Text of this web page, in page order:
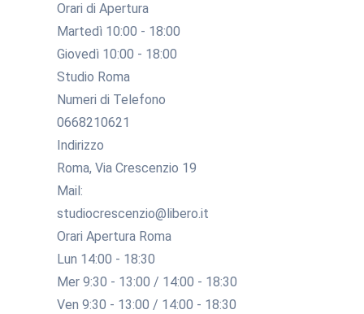
Orari di Apertura
Martedì 10:00 - 18:00
Giovedì 10:00 - 18:00
Studio Roma
Numeri di Telefono
0668210621
Indirizzo
Roma, Via Crescenzio 19
Mail:
studiocrescenzio@libero.it
Orari Apertura Roma
Lun 14:00 - 18:30
Mer 9:30 - 13:00 / 14:00 - 18:30
Ven 9:30 - 13:00 / 14:00 - 18:30